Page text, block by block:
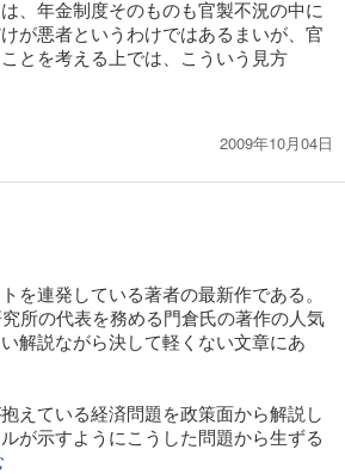
、年金制度そのものも官製不況の中に
が悪者というわけではあるまいが、官
とを考える上では、こういう見方
2009年10月04日
を連発している著者の最新作である。
所の代表を務める門倉氏の著作の人気
解説ながら決して軽くない文章にあ
えている経済問題を政策面から解説し
が示すようにこうした問題から生ずる